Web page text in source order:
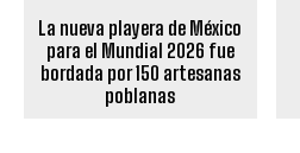
La nueva playera de México
para el Mundial 2026 fue
bordada por 150 artesanas
poblanas